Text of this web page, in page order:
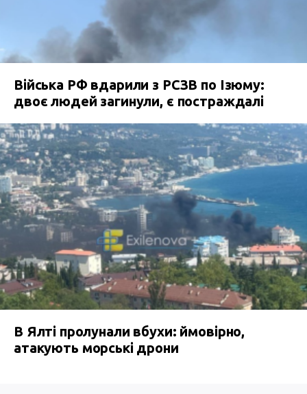
Війська РФ вдарили з РСЗВ по Ізюму:
двоє людей загинули, є постраждалі
В Ялті пролунали вбухи: ймовірно,
атакують морські дрони